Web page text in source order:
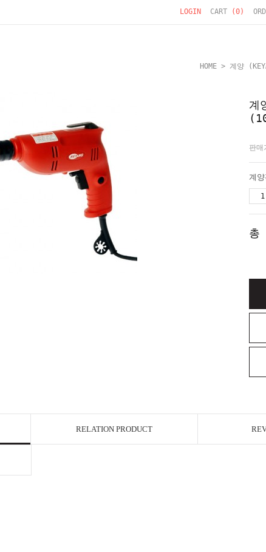
LOGIN CART (0)
HOME > 계양
계
판매
총
RELATION PRODUCT